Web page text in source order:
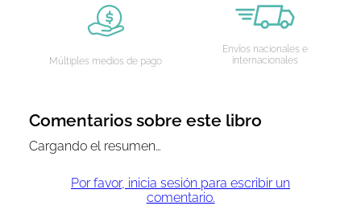
Múltiples medios de pago
Envíos nacionales e
internacionales
Comentarios sobre este libro
Cargando el resumen…
Por favor, inicia sesión para escribir un
comentario.